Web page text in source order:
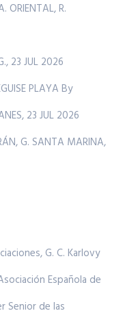
ORIENTAL, R.
23 JUL 2026
PLAYA By
23 JUL 2026
G. SANTA MARINA,
G. C. Karlovy
Española de
Senior de las